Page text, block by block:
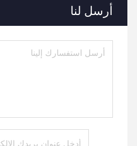
أرسل لنا